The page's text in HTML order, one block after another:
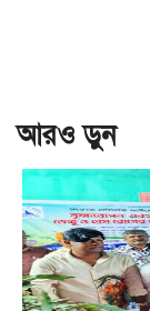
আরও ড়ুন